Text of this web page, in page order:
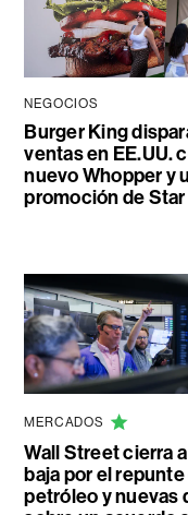
NEGOCIOS
Burger King
ventas en EE.UU.
nuevo Whopper y
promoción de Star
MERCADOS
Wall Street cierra
baja por el
petróleo y nuevas